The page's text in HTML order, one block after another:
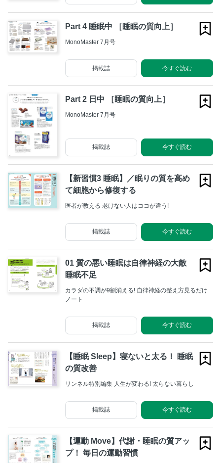
Part 4 睡眠中 ［睡眠の質向上］
MonoMaster 7月号
今すぐ読む
掲載誌
Part 2 日中 ［睡眠の質向上］
MonoMaster 7月号
今すぐ読む
掲載誌
【新習慣3 睡眠】／眠りの質を高め
て細胞から修復する
医者が教える 老けない人はココが違う!
今すぐ読む
掲載誌
01 質の悪い睡眠は自律神経の大敵
睡眠不足
カラダの不調が9割消える! 自律神経の整え方見るだけ
ノート
今すぐ読む
掲載誌
【睡眠 Sleep】寝ないと太る！ 睡眠
の質改善
リンネル特別編集 人生が変わる! 太らない暮らし
今すぐ読む
掲載誌
【運動 Move】代謝・睡眠の質アッ
プ！ 毎日の運動習慣